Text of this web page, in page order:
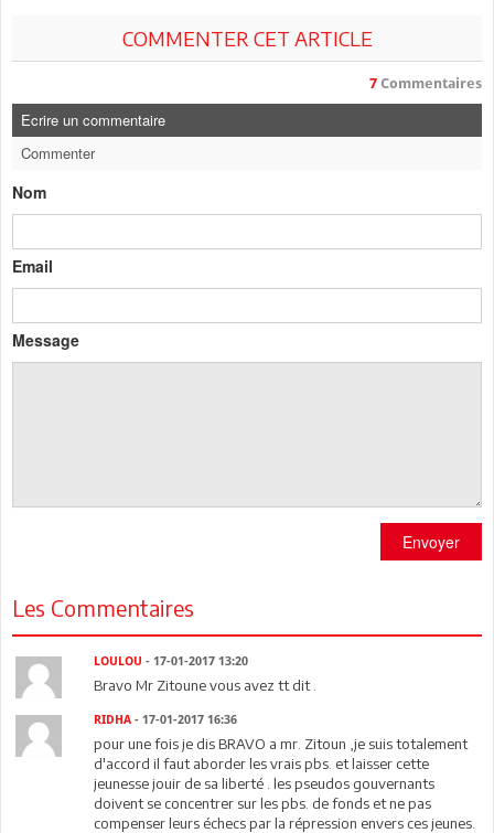
COMMENTER CET ARTICLE
7 Commentaires
Ecrire un commentaire
Commenter
Nom
Email
Message
Envoyer
Les Commentaires
LOULOU - 17-01-2017 13:20
Bravo Mr Zitoune vous avez tt dit .
RIDHA - 17-01-2017 16:36
pour une fois je dis BRAVO a mr. Zitoun ,je suis totalement
d'accord il faut aborder les vrais pbs. et laisser cette
jeunesse jouir de sa liberté . les pseudos gouvernants
doivent se concentrer sur les pbs. de fonds et ne pas
compenser leurs échecs par la répression envers ces jeunes.